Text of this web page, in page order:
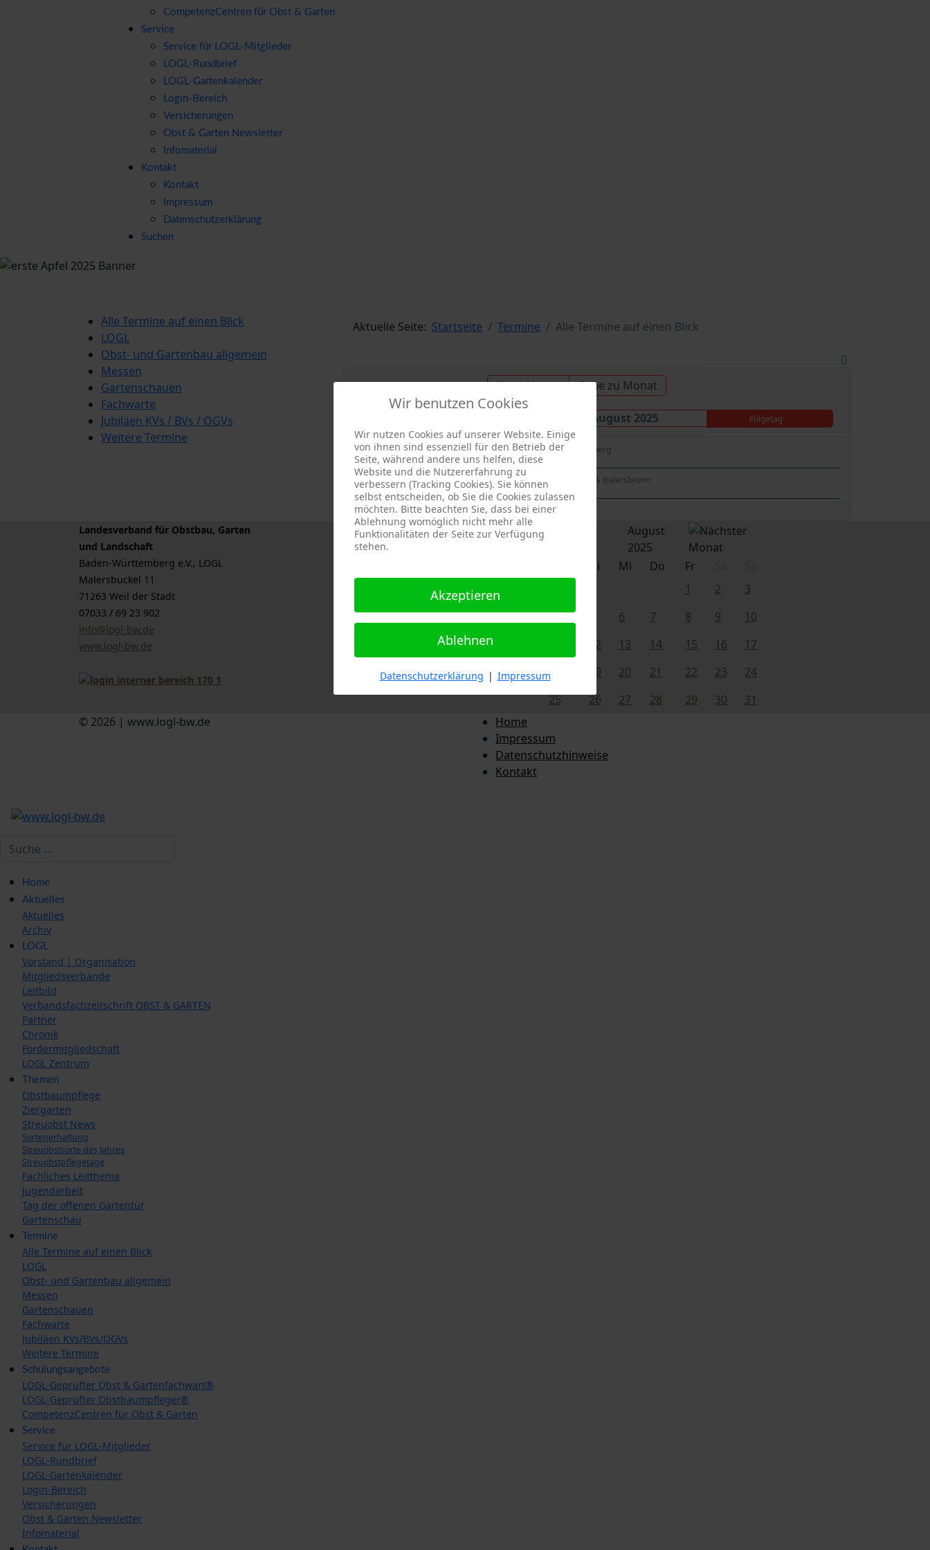
CompetenzCentren für Obst & Garten
Service
Service für LOGL-Mitglieder
LOGL-Rundbrief
LOGL-Gartenkalender
Login-Bereich
Versicherungen
Obst & Garten Newsletter
Infomaterial
Kontakt
Kontakt
Impressum
Datenschutzerklärung
Suchen
Alle Termine auf einen Blick
LOGL
Obst- und Gartenbau allgemein
Messen
Gartenschauen
Fachwarte
Jubiläen KVs / BVs / OGVs
Weitere Termine
Aktuelle Seite: Startseite Termine Alle Termine auf einen Blick
Nach Monat Gehe zu Monat
Samstag, 09. August 2025 Folgetag
Gartenschau in Freudenstadt & Baiersbronn, Baden-Württemberg
Beratungstermin vom BOGL Gartenschau 2025 Freudenstadt & Baiersbronn
Landesverband für Obstbau, Garten
und Landschaft
Baden-Württemberg e.V., LOGL
Malersbuckel 11
71263 Weil der Stadt
07033 / 69 23 902
info@logl-bw.de
www.logl-bw.de
August
2025
Di Mi Do Fr
1
2
3
4
6 7 8 9
10
12 13 14 15 16
17
18
19 20 21 22 23
24
25
26 27 28 29 30
31
© 2026 | www.logl-bw.de
Home
Impressum
Datenschutzhinweise
Kontakt
Suchen
Home
Aktuelles
Aktuelles
Archiv
LOGL
Vorstand | Organisation
Mitgliedsverbände
Leitbild
Verbandsfachzeitschrift OBST & GARTEN
Partner
Chronik
Fördermitgliedschaft
LOGL Zentrum
Themen
Obstbaumpflege
Ziergarten
Streuobst News
Sortenerhaltung
Streuobstsorte des Jahres
Streuobstpflegetage
Fachliches Leitthema
Jugendarbeit
Tag der offenen Gartentür
Gartenschau
Termine
Alle Termine auf einen Blick
LOGL
Obst- und Gartenbau allgemein
Messen
Gartenschauen
Fachwarte
Jubiläen KVs/BVs/OGVs
Weitere Termine
Schulungsangebote
LOGL-Geprüfter Obst & Gartenfachwart®
LOGL-Geprüfter Obstbaumpfleger®
CompetenzCentren für Obst & Garten
Service
Service für LOGL-Mitglieder
LOGL-Rundbrief
LOGL-Gartenkalender
Login-Bereich
Versicherungen
Obst & Garten Newsletter
Infomaterial
Wir benutzen Cookies
Wir nutzen Cookies auf unserer Website. Einige
von ihnen sind essenziell für den Betrieb der
Seite, während andere uns helfen, diese
Website und die Nutzererfahrung zu
verbessern (Tracking Cookies). Sie können
selbst entscheiden, ob Sie die Cookies zulassen
möchten. Bitte beachten Sie, dass bei einer
Ablehnung womöglich nicht mehr alle
Funktionalitäten der Seite zur Verfügung
stehen.
Akzeptieren
Ablehnen
Datenschutzerklärung | Impressum